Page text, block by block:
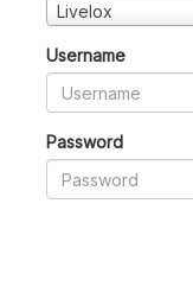
Livelox
Username
Password